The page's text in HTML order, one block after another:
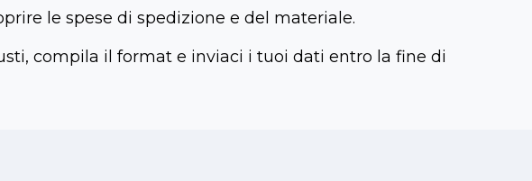
le spese di spedizione e del materiale.
compila il format e inviaci i tuoi dati entro la fine di